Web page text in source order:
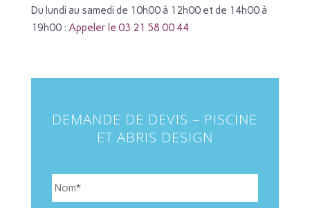
Du lundi au samedi de 10h00 à 12h00 et de 14h00 à
19h00 : Appeler le 03 21 58 00 44
DEMANDE DE DEVIS – PISCINE
ET ABRIS DESIGN
N
o